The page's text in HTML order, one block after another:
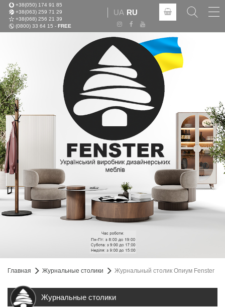
+38(050) 174 91 85
+38(063) 259 71 29
+38(068) 256 21 39
(0800) 33 64 15 - FREE
UA RU
Главная Журнальные столики Журнальный столик Опиум Fenster
Журнальные столики